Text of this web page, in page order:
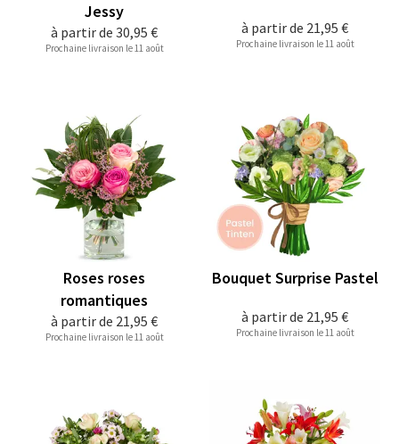
à partir de 30,95 €
Jessy
Prochaine livraison le 11 août
à partir de 21,95 €
Prochaine livraison le 11 août
à partir de 21,95 €
Roses roses
romantiques
Prochaine livraison le 11 août
à partir de 21,95 €
Bouquet Surprise Pastel
Prochaine livraison le 11 août